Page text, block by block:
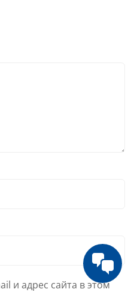
и адрес сайта в этом